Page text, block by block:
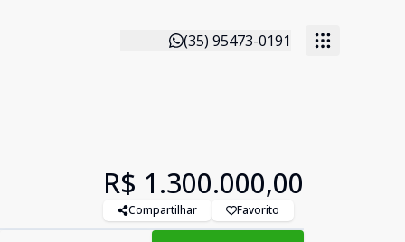
(35) 95473-0191
R$ 1.300.000,00
Compartilhar Favorito